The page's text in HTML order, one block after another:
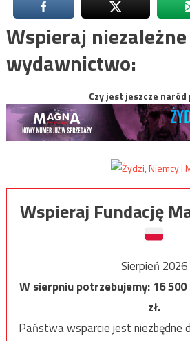
Wspieraj niezależne
wydawnictwo:
Czy jest jeszcze naród
Wspieraj Fundację
Sierpień 2026
W sierpniu potrzebujemy:16 500
zł.
Państwa wsparcie jest niezbędne